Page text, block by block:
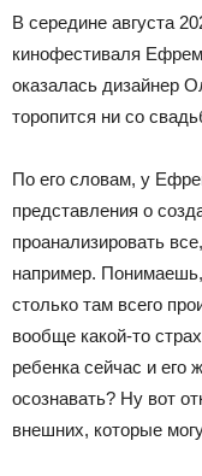
В середине августа
кинофестиваля
оказалась дизайнер
торопится ни со
По его словам, у
представления о
проанализировать
например.
столько там всего
вообще какой-то
ребенка сейчас и его
осознавать? Ну вот
внешних, которые